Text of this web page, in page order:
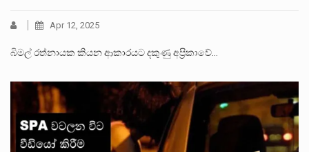
Apr 12, 2025
බිමල් රත්නායක කියන ආකාරයට දකුණු අප්‍රිකාවේ…